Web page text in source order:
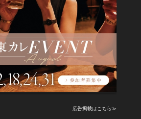
広告掲載はこちら≫